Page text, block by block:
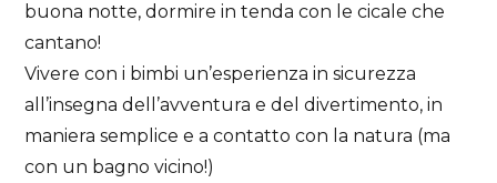
buona notte, dormire in tenda con le cicale che
cantano!
Vivere con i bimbi un’esperienza in sicurezza
all’insegna dell’avventura e del divertimento, in
maniera semplice e a contatto con la natura (ma
con un bagno vicino!)